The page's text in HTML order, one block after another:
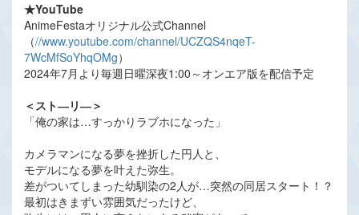
★YouTube
AnimeFestaオリジナル公式Channel
（//www.youtube.com/channel/UCZQS4nqeT-
7WcMfSoYhqOMg）
2024年7月より毎週日曜深夜1:00～オンエア版を配信予定
＜スト―リ―＞
「俺の家は…すっかりラブホになった」
カメラマンになる夢を挫折した円人と、
モデルになる夢を叶えた弥生。
差がついてしまった幼馴染の2人が…突然の同居スタート！？
最初はきまずい雰囲気だったけど、